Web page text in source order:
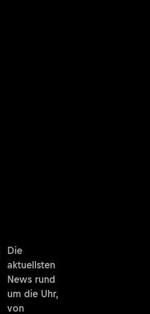
Die
aktuellsten
News rund
um die Uhr,
von